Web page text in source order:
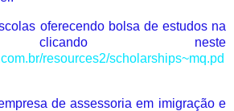
oferecendo bolsa de estudos na
clicando neste
resources2/scholarships~mq.pd
de assessoria em imigração e